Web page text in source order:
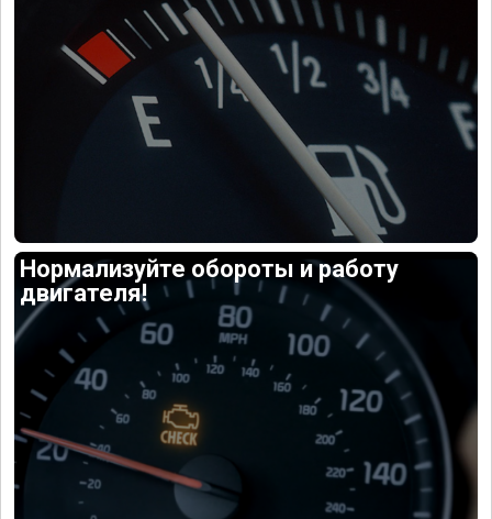
Нормализуйте обороты и работу
двигателя!